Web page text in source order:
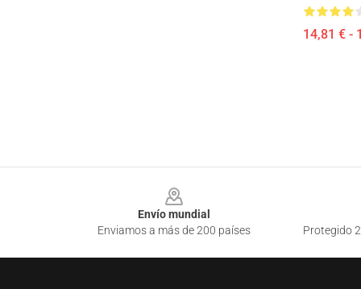
14,81 € -
Envío mundial
Enviamos a más de 200 países
Protegido